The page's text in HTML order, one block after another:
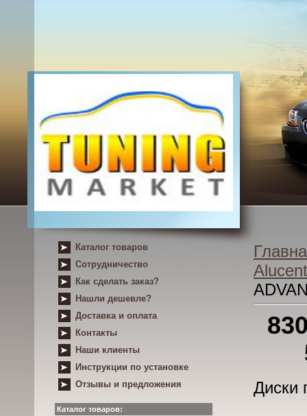
Каталог товаров
Сотрудничество
Как сделать заказ?
Нашли дешевле?
Доставка и оплата
Контакты
Наши клиенты
Инструкции по установке
Отзывы и предложения
Каталог товаров:
Диски